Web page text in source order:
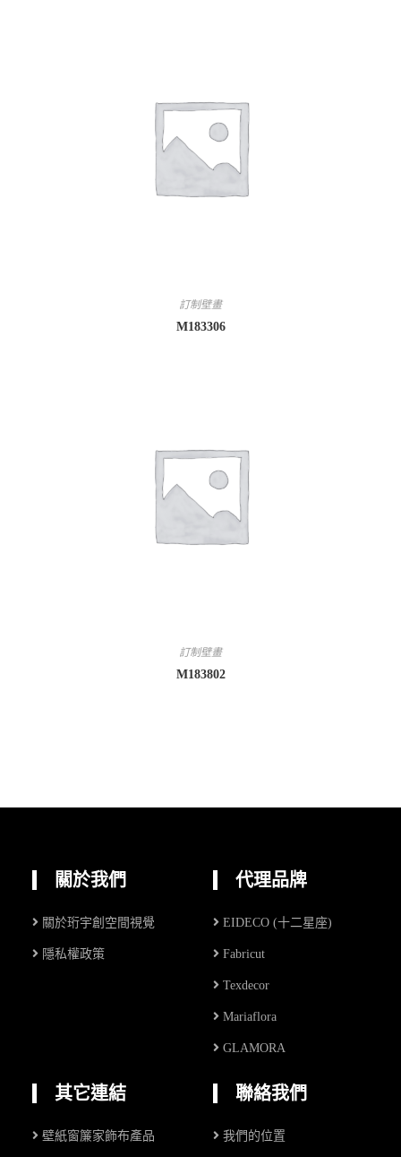
訂制壁畫
M183306
訂制壁畫
M183802
關於我們
關於珩宇創空間視覺
隱私權政策
代理品牌
EIDECO (十二星座)
Fabricut
Texdecor
Mariaflora
GLAMORA
其它連結
壁紙窗簾家飾布產品
聯絡我們
我們的位置